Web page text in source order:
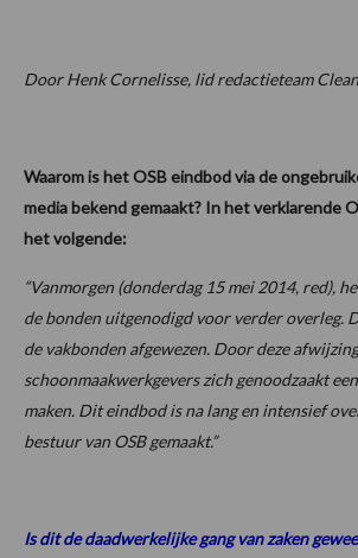
Door Henk Cornelisse, lid redactieteam
Waarom is het OSB eindbod via de
media bekend gemaakt? In het verklarende
het volgende:
“Vanmorgen (donderdag 15 mei 2014, red),
de bonden uitgenodigd voor verder overleg.
de vakbonden afgewezen. Door deze
schoonmaakwerkgevers zich genoodzaakt
maken. Dit eindbod is na lang en intensief
bestuur van OSB gemaakt.”
Is dit de daadwerkelijke gang van zaken